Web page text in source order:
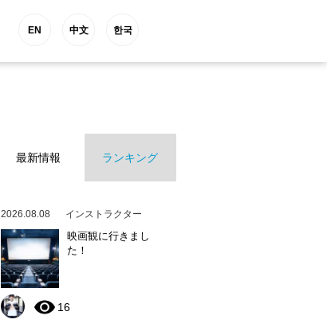
EN 中文 한국
最新情報 ランキング
2026.08.08 インストラクター
映画観に行きまし
た！
16